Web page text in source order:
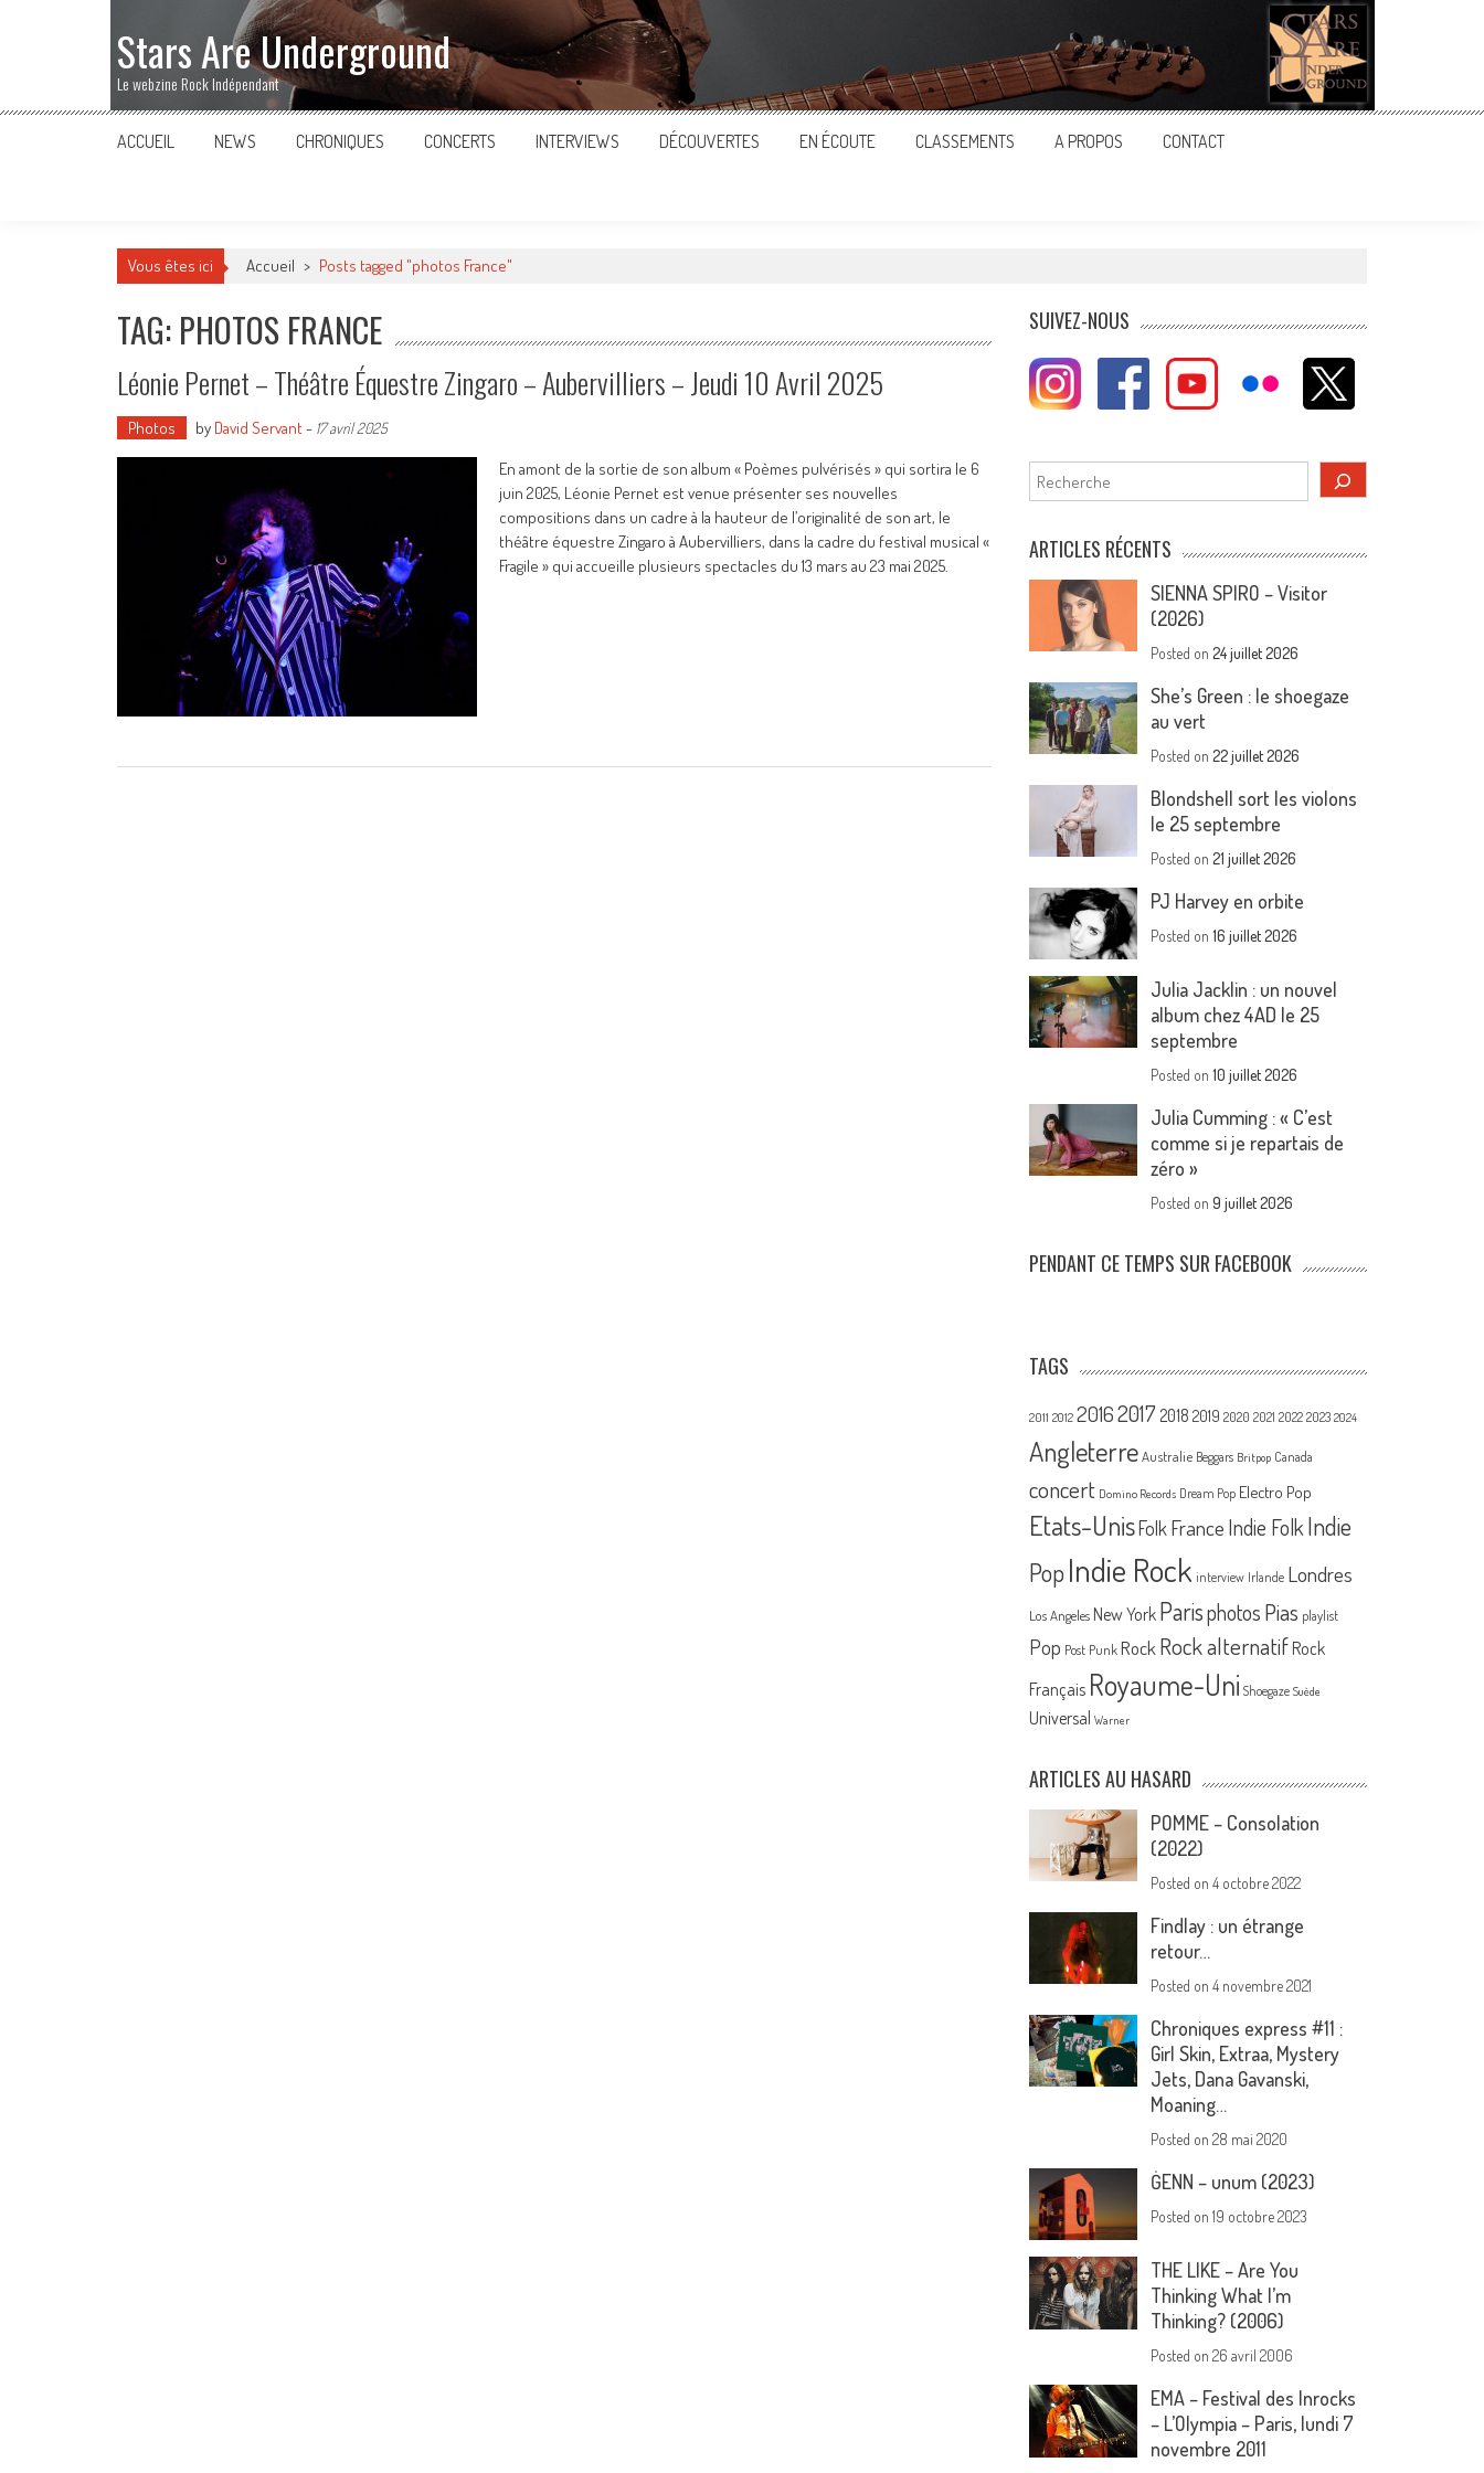
Stars Are Underground
Le webzine Rock Indépendant
ACCUEIL NEWS CHRONIQUES CONCERTS INTERVIEWS DÉCOUVERTES EN ÉCOUTE CLASSEMENTS A PROPOS CONTACT
Vous êtes ici Accueil > Posts tagged "photos France"
TAG: PHOTOS FRANCE
Léonie Pernet – Théâtre Équestre Zingaro – Aubervilliers – Jeudi 10 Avril 2025
Photos by David Servant- 17 avril 2025
En amont de la sortie de son album « Poèmes pulvérisés » qui sortira le 6
juin 2025, Léonie Pernet est venue présenter ses nouvelles
compositions dans un cadre à la hauteur de l’originalité de son art, le
théâtre équestre Zingaro à Aubervilliers, dans la cadre du festival musical «
Fragile » qui accueille plusieurs spectacles du 13 mars au 23 mai 2025.
SUIVEZ-NOUS
Rechercher
ARTICLES RÉCENTS
SIENNA SPIRO – Visitor
(2026)
Posted on24 juillet 2026
She’s Green : le shoegaze
au vert
Posted on22 juillet 2026
Blondshell sort les violons
le 25 septembre
Posted on21 juillet 2026
PJ Harvey en orbite
Posted on16 juillet 2026
Julia Jacklin : un nouvel
album chez 4AD le 25
septembre
Posted on10 juillet 2026
Julia Cumming : « C’est
comme si je repartais de
zéro »
Posted on9 juillet 2026
PENDANT CE TEMPS SUR FACEBOOK
TAGS
2011 2012 20162017 2018 2019 2020 2021 2022 2023 2024
Angleterre Australie Beggars Britpop Canada
concert Domino Records Dream Pop Electro Pop
Etats-UnisFolk France Indie FolkIndie
PopIndie Rock interview Irlande Londres
Los Angeles New York Parisphotos Pias playlist
Pop Post Punk Rock Rock alternatif Rock
Français Royaume-Uni Shoegaze Suède
Universal Warner
ARTICLES AU HASARD
POMME – Consolation
(2022)
Posted on4 octobre 2022
Findlay : un étrange
retour…
Posted on4 novembre 2021
Chroniques express #11 :
Girl Skin, Extraa, Mystery
Jets, Dana Gavanski,
Moaning…
Posted on28 mai 2020
ĠENN – unum (2023)
Posted on19 octobre 2023
THE LIKE – Are You
Thinking What I’m
Thinking? (2006)
Posted on26 avril 2006
EMA – Festival des Inrocks
– L’Olympia – Paris, lundi 7
novembre 2011